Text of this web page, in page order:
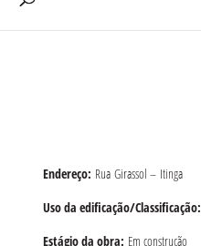
Endereço: Rua Girassol – Itinga
Uso da edificação/Classificação:
Estágio da obra: Em construção